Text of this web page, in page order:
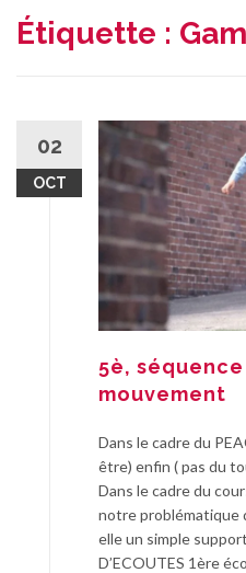
Étiquette :
02
OCT
5è,
mouvement
Dans le cadre du
être) enfin ( pas du
Dans le cadre du
notre problématique
elle un simple
D’ECOUTES 1ère